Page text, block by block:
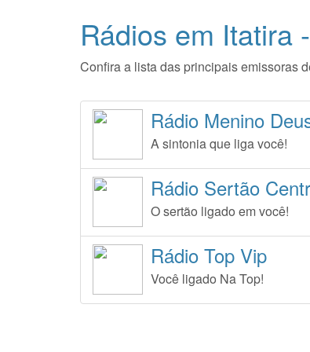
Rádios em Itatira
Confira a lista das principais emissoras
Rádio Menino
A sintonia que liga você!
Rádio Sertão
O sertão ligado em você!
Rádio Top Vip
Você ligado Na Top!